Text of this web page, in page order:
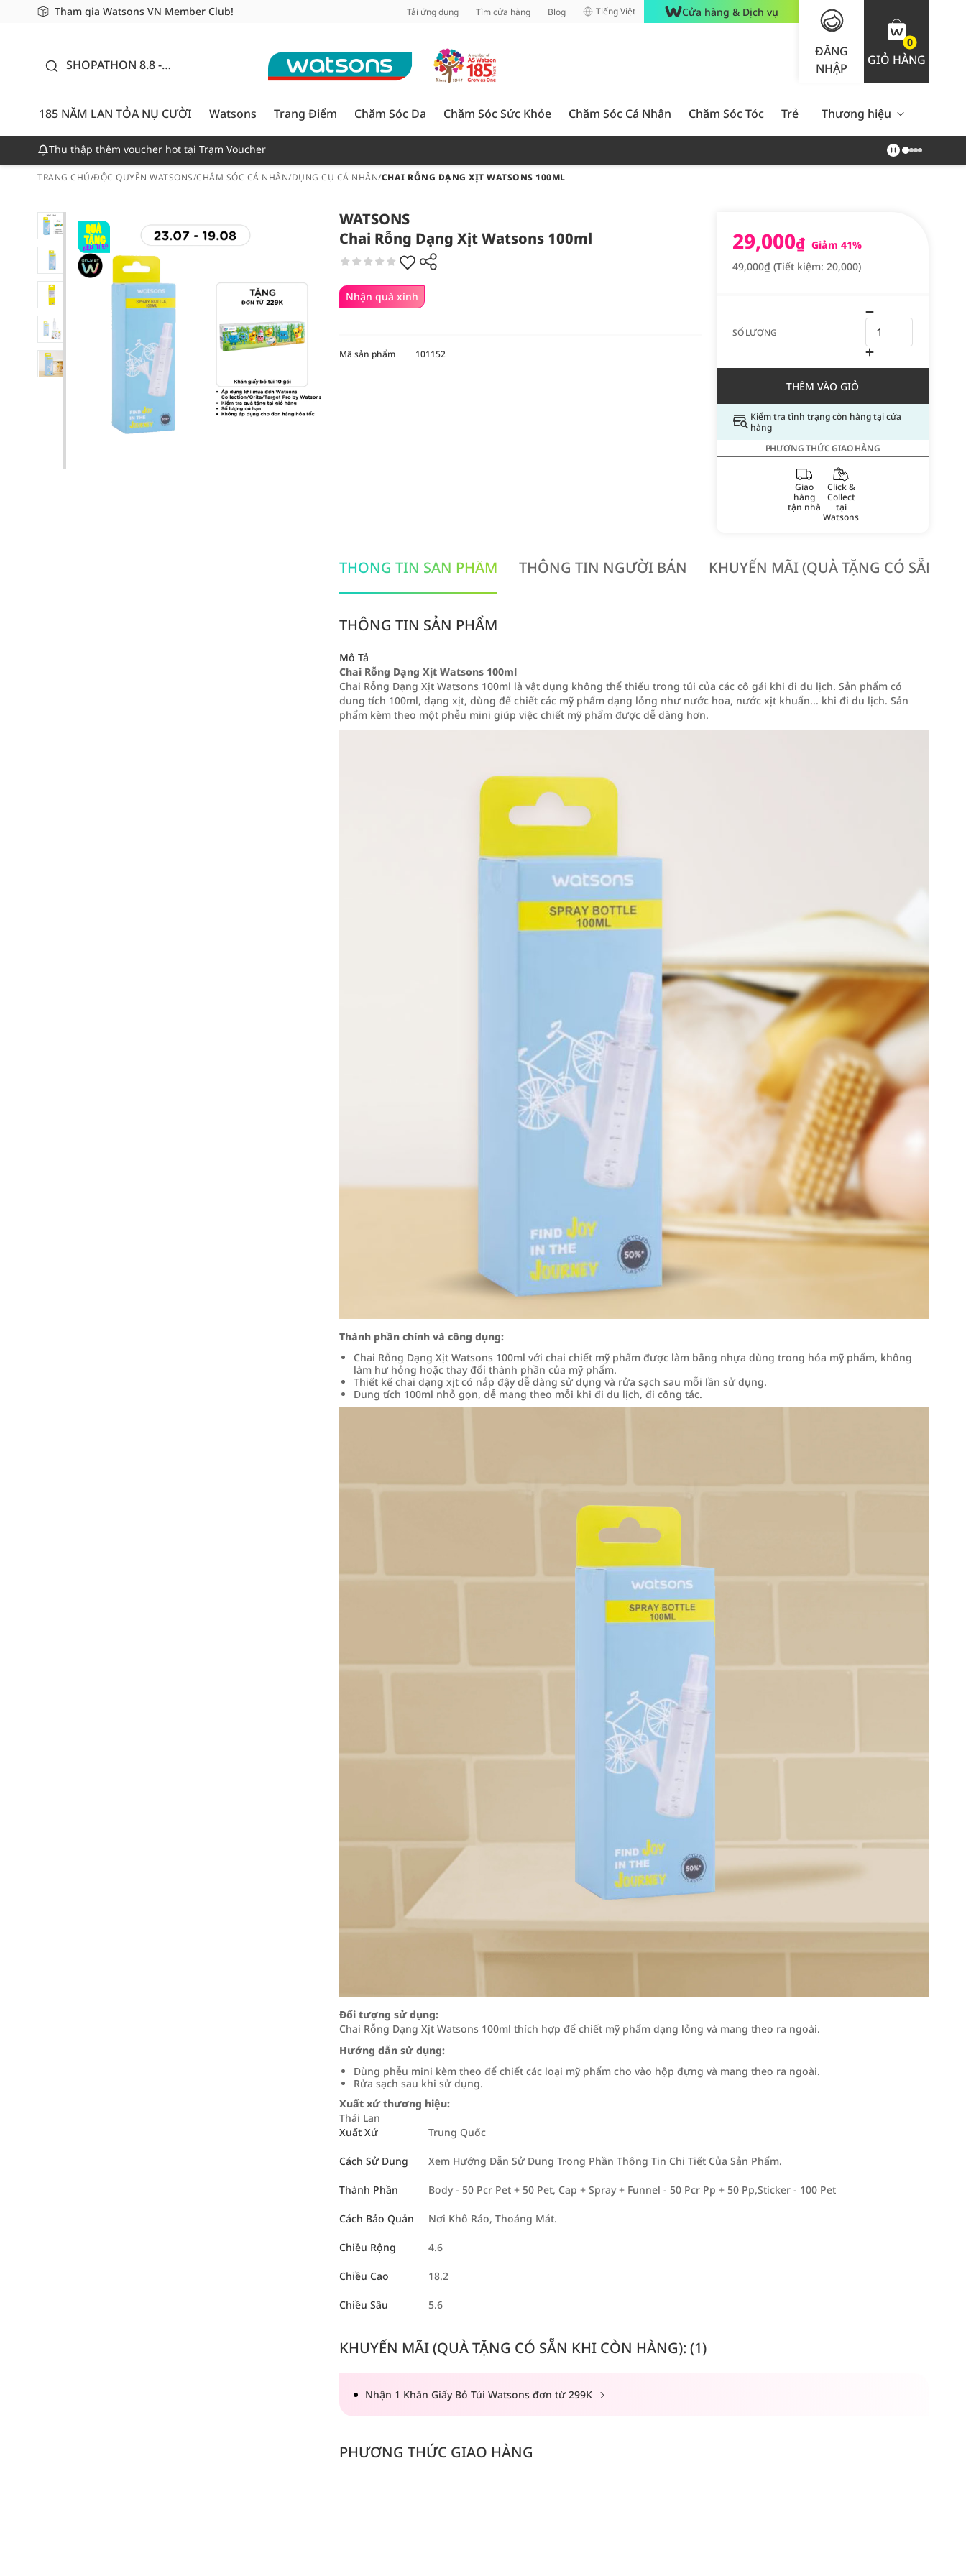
Tham gia Watsons VN Member Club!
Miễn phí giao hàng cho đơn hàng từ 249,000Đ
Giao hàng nhanh 24h - Áp dụng khu vực TP. Hồ Chí Minh Tải ứng dụng Tìm cửa hàng Blog Tiếng Việt Cửa hàng & Dịch vụ
ĐĂNG
NHẬP
0
GIỎ HÀNG
SHOPATHON 8.8 -
CƯỜI - GIẢM ĐẾN
50%
185 NĂM LAN TỎA NỤ CƯỜI
Watsons Trang Điểm Chăm Sóc Da Chăm Sóc Sức Khỏe Chăm Sóc Cá Nhân Chăm Sóc Tóc Trẻ Em Nam Giới Chăm Sóc
Thương hiệu
Thu thập thêm voucher hot tại Trạm Voucher
TRANG CHỦ/ĐỘC QUYỀN WATSONS/CHĂM SÓC CÁ NHÂN/DỤNG CỤ CÁ NHÂN/CHAI RỖNG DẠNG XỊT WATSONS 100ML
WATSONS
Chai Rỗng Dạng Xịt Watsons 100ml
Nhận quà xinh
29,000₫ Giảm 41%
49,000₫(Tiết kiệm: 20,000)
SỐ LƯỢNG
THÊM VÀO GIỎ
Kiểm tra tình trạng còn hàng tại cửa
hàng
PHƯƠNG THỨC GIAO HÀNG
Giao
hàng
tận nhà
Click &
Collect
tại
Watsons
Mã sản phẩm 101152
THÔNG TIN SẢN PHẨM THÔNG TIN NGƯỜI BÁN KHUYẾN MÃI (QUÀ TẶNG CÓ SẴN
THÔNG TIN SẢN PHẨM
Mô Tả
Chai Rỗng Dạng Xịt Watsons 100ml
Chai Rỗng Dạng Xịt Watsons 100ml là vật dụng không thể thiếu trong túi của các cô gái khi đi du lịch. Sản phẩm có
dung tích 100ml, dạng xịt, dùng để chiết các mỹ phẩm dạng lỏng như nước hoa, nước xịt khuẩn... khi đi du lịch. Sản
phẩm kèm theo một phễu mini giúp việc chiết mỹ phẩm được dễ dàng hơn.
Thành phần chính và công dụng:
Chai Rỗng Dạng Xịt Watsons 100ml với chai chiết mỹ phẩm được làm bằng nhựa dùng trong hóa mỹ phẩm, không
làm hư hỏng hoặc thay đổi thành phần của mỹ phẩm.
Thiết kế chai dạng xịt có nắp đậy dễ dàng sử dụng và rửa sạch sau mỗi lần sử dụng.
Dung tích 100ml nhỏ gọn, dễ mang theo mỗi khi đi du lịch, đi công tác.
Đối tượng sử dụng:
Chai Rỗng Dạng Xịt Watsons 100ml thích hợp để chiết mỹ phẩm dạng lỏng và mang theo ra ngoài.
Hướng dẫn sử dụng:
Dùng phễu mini kèm theo để chiết các loại mỹ phẩm cho vào hộp đựng và mang theo ra ngoài.
Rửa sạch sau khi sử dụng.
Xuất xứ thương hiệu:
Thái Lan
Xuất Xứ
Trung Quốc
Cách Sử Dụng Xem Hướng Dẫn Sử Dụng Trong Phần Thông Tin Chi Tiết Của Sản Phẩm.
Thành Phần Body - 50 Pcr Pet + 50 Pet, Cap + Spray + Funnel - 50 Pcr Pp + 50 Pp,Sticker - 100 Pet
Cách Bảo Quản Nơi Khô Ráo, Thoáng Mát.
Chiều Rộng 4.6
Chiều Cao 18.2
Chiều Sâu 5.6
KHUYẾN MÃI (QUÀ TẶNG CÓ SẴN KHI CÒN HÀNG): (1)
Nhận 1 Khăn Giấy Bỏ Túi Watsons đơn từ 299K
PHƯƠNG THỨC GIAO HÀNG